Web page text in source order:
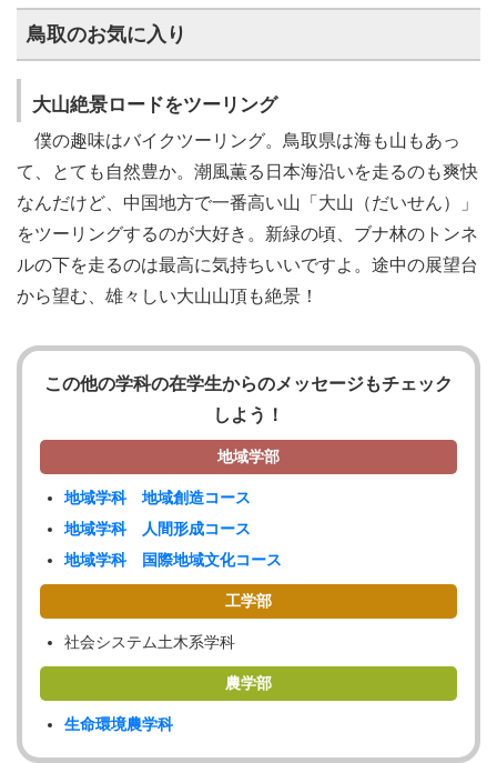
鳥取のお気に入り
大山絶景ロードをツーリング
僕の趣味はバイクツーリング。鳥取県は海も山もあっ
て、とても自然豊か。潮風薫る日本海沿いを走るのも爽快
なんだけど、中国地方で一番高い山「大山（だいせん）」
をツーリングするのが大好き。新緑の頃、ブナ林のトンネ
ルの下を走るのは最高に気持ちいいですよ。途中の展望台
から望む、雄々しい大山山頂も絶景！
この他の学科の在学生からのメッセージもチェック
しよう！
地域学部
地域学科 地域創造コース
地域学科 人間形成コース
地域学科 国際地域文化コース
工学部
社会システム土木系学科
農学部
生命環境農学科